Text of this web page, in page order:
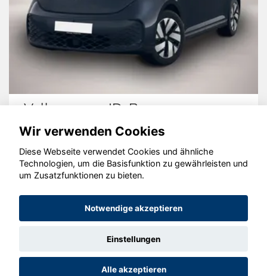
Volkswagen ID. Buzz
© konjunkturmotor.de GmbH 2020 - 2026
Wir verwenden Cookies
Diese Webseite verwendet Cookies und ähnliche
Technologien, um die Basisfunktion zu gewährleisten und
um Zusatzfunktionen zu bieten.
Notwendige akzeptieren
Einstellungen
Alle akzeptieren